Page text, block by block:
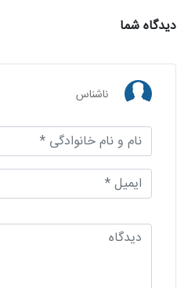
دیدگاه شما
ناشناس